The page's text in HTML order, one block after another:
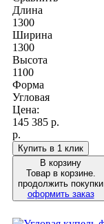
Длина
1300
Ширина
1300
Высота
1100
Форма
Угловая
Цена:
145 385 р.
р.
Купить в 1 клик
В корзину
Товар в корзине.
продолжить покупки
оформить заказ